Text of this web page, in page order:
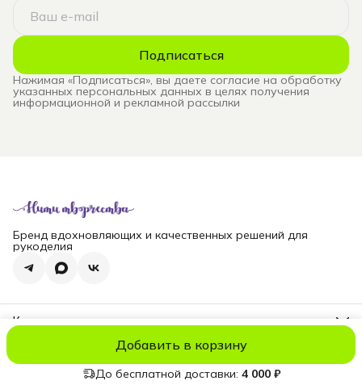
Добавить в корзину
До бесплатной доставки: 4 000 ₽
Подписаться
Нажимая «Подписаться», вы даете согласие на обработку
указанных персональных данных в целях получения
информационной и рекламной рассылки
Бренд вдохновляющих и качественных решений для
рукоделия
Контакты
Эл. почта
nititv@yandex.ru
© niti_liveОплатаДоставкаПравила возвратаРеквизиты